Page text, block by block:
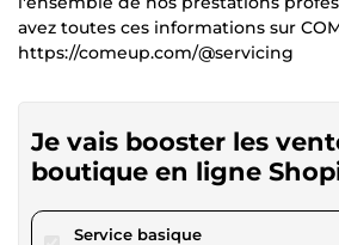
avez toutes ces informations sur
https://comeup.com/@servicing
Je vais booster les
boutique en ligne
Service basiquepour 289,03 $US